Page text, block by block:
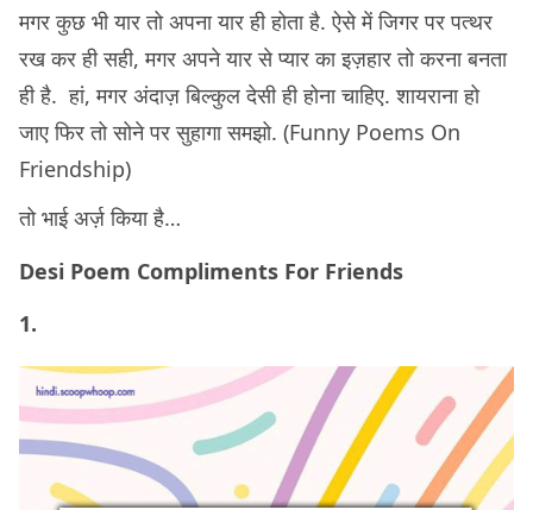
मगर कुछ भी यार तो अपना यार ही होता है. ऐसे में जिगर पर पत्थर
रख कर ही सही, मगर अपने यार से प्यार का इज़हार तो करना बनता
ही है. हां, मगर अंदाज़ बिल्कुल देसी ही होना चाहिए. शायराना हो
जाए फिर तो सोने पर सुहागा समझो. (Funny Poems On
Friendship)
तो भाई अर्ज़ किया है…
Desi Poem Compliments For Friends
1.